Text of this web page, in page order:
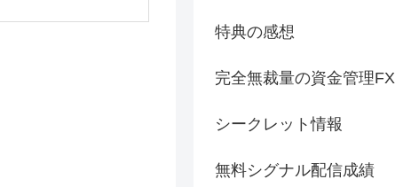
特典の感想
完全無裁量の資金管理FX
シークレット情報
無料シグナル配信成績